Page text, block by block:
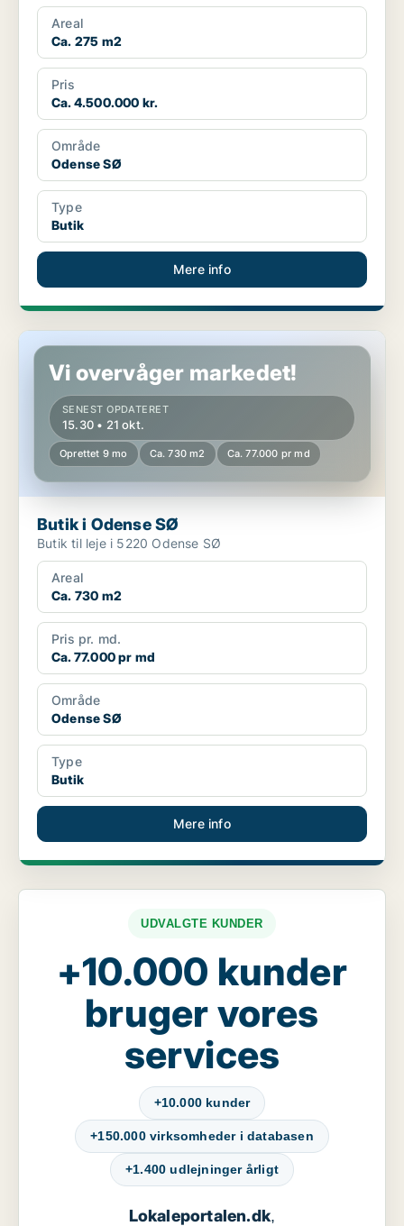
Areal
Ca. 275 m2
Pris
Ca. 4.500.000 kr.
Område
Odense SØ
Type
Butik
Mere info
Butik i Odense SØ
Vi overvåger markedet!
SENEST OPDATERET
15.30 • 21 okt.
Oprettet 9 mo Ca. 730 m2 Ca. 77.000 pr md
Butik i Odense SØ
Butik til leje i 5220 Odense SØ
Areal
Ca. 730 m2
Pris pr. md.
Ca. 77.000 pr md
Område
Odense SØ
Type
Butik
Mere info
UDVALGTE KUNDER
+10.000 kunder
bruger vores
services
+10.000 kunder
+150.000 virksomheder i databasen
+1.400 udlejninger årligt
Lokaleportalen.dk,